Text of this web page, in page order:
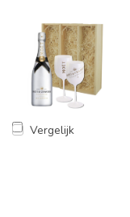
Vergelijk